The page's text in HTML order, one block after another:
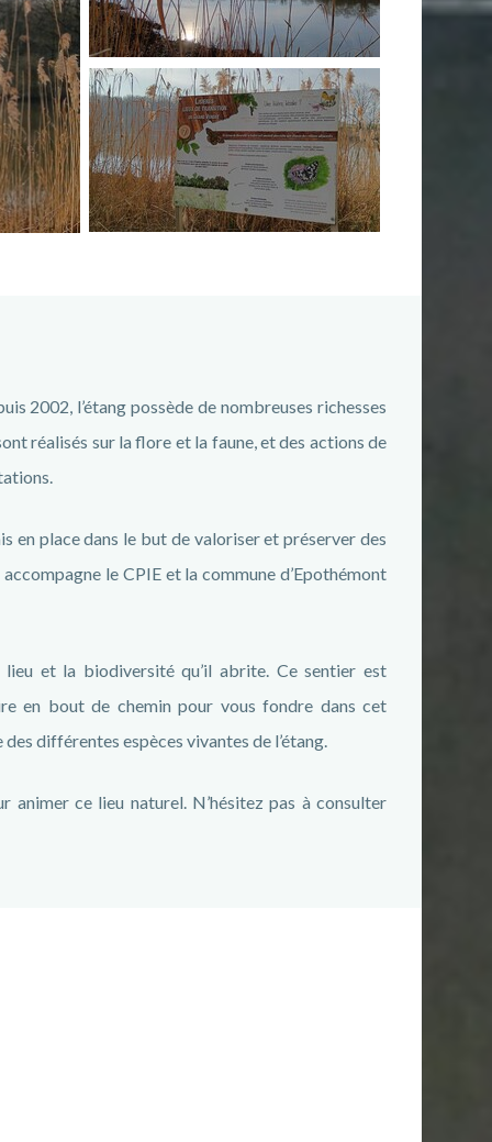
2002, l’étang possède de nombreuses richesses
réalisés sur la flore et la faune, et des actions de
en place dans le but de valoriser et préserver des
le CPIE et la commune d’Epothémont
et la biodiversité qu’il abrite. Ce sentier est
en bout de chemin pour vous fondre dans cet
différentes espèces vivantes de l’étang.
animer ce lieu naturel. N’hésitez pas à consulter